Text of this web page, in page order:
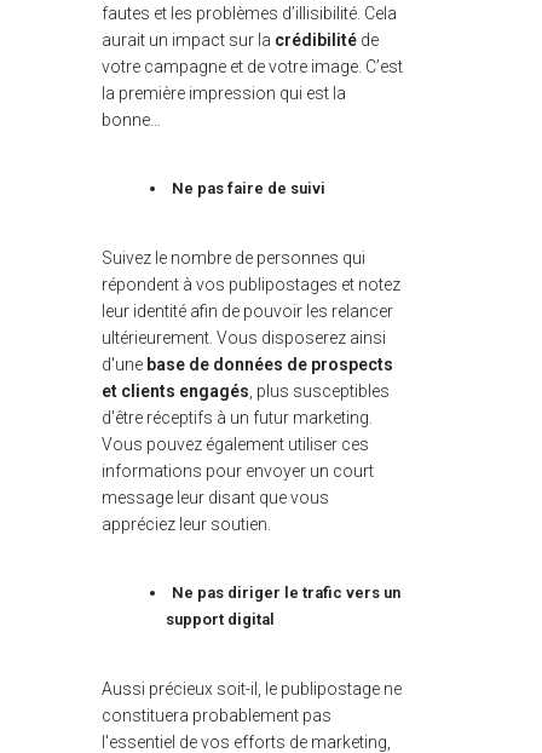
fautes et les problèmes d’illisibilité. Cela
aurait un impact sur la crédibilité de
votre campagne et de votre image. C’est
la première impression qui est la
bonne…
Ne pas faire de suivi
Suivez le nombre de personnes qui
répondent à vos publipostages et notez
leur identité afin de pouvoir les relancer
ultérieurement. Vous disposerez ainsi
d'une base de données de prospects
et clients engagés , plus susceptibles
d'être réceptifs à un futur marketing.
Vous pouvez également utiliser ces
informations pour envoyer un court
message leur disant que vous
appréciez leur soutien.
Ne pas diriger le trafic vers un
support digital
Aussi précieux soit-il, le publipostage ne
constituera probablement pas
l'essentiel de vos efforts de marketing,